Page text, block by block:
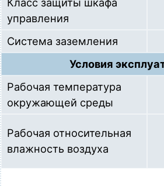
управления
Система заземления
Условия
Рабочая температура
окружающей среды
Рабочая относительная
влажность воздуха